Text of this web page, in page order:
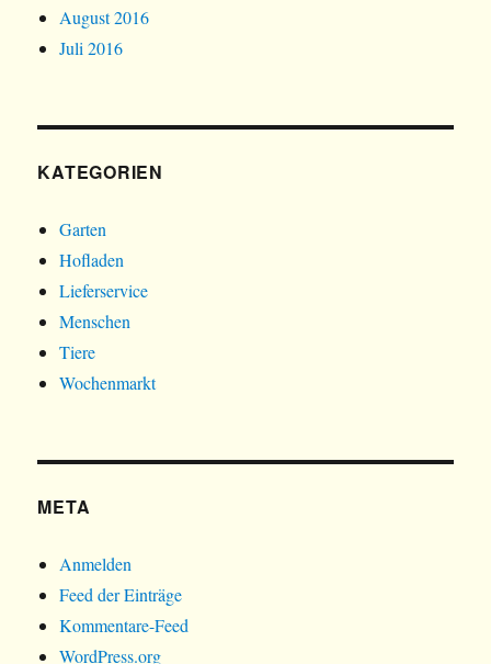
August 2016
Juli 2016
KATEGORIEN
Garten
Hofladen
Lieferservice
Menschen
Tiere
Wochenmarkt
META
Anmelden
Feed der Einträge
Kommentare-Feed
WordPress.org